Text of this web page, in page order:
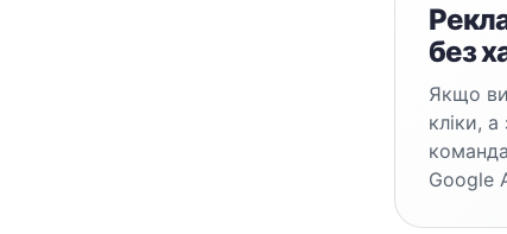
без
Якщо ви
кліки,
Google